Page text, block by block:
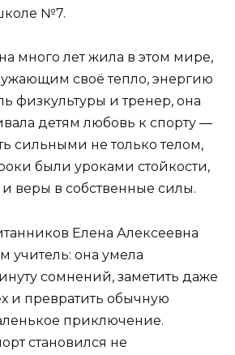
№7.
много лет жила в этом мире,
своё тепло, энергию
физкультуры и тренер, она
детям любовь к спорту —
сильными не только телом,
были уроками стойкости,
веры в собственные силы.
Елена Алексеевна
учитель: она умела
сомнений, заметить даже
и превратить обычную
приключение.
становился не